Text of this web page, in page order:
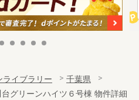
ライブラリー
千葉県
グリーンハイツ６号棟 物件詳細